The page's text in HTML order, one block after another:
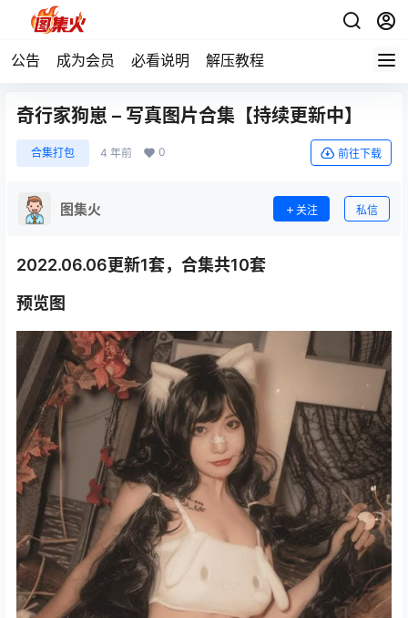
公告 成为会员 必看说明 解压教程
奇行家狗崽 – 写真图片合集【持续更新中】
合集打包 4 年前 0 前往下载
图集火 关注 私信
2022.06.06更新1套，合集共10套
预览图